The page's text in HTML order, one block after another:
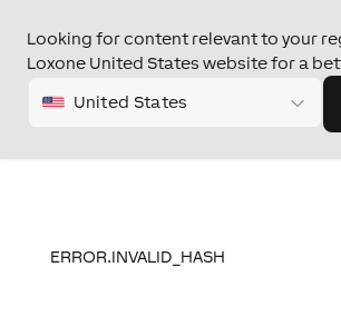
Looking for content relevant to your
Loxone United States website for a
United States
ERROR.INVALID_HASH